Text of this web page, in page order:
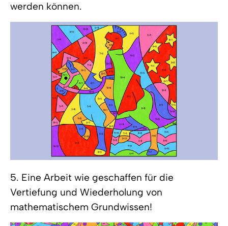
werden können.
5. Eine Arbeit wie geschaffen für die
Vertiefung und Wiederholung von
mathematischem Grundwissen!